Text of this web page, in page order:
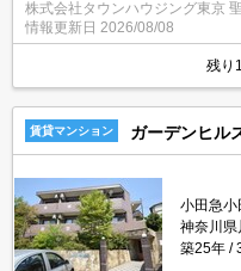
株式会社タウンハウジング東京
情報更新日 2026/08/08
残り
賃貸マンション ガーデンヒル
小田急小
神奈川県
築25年